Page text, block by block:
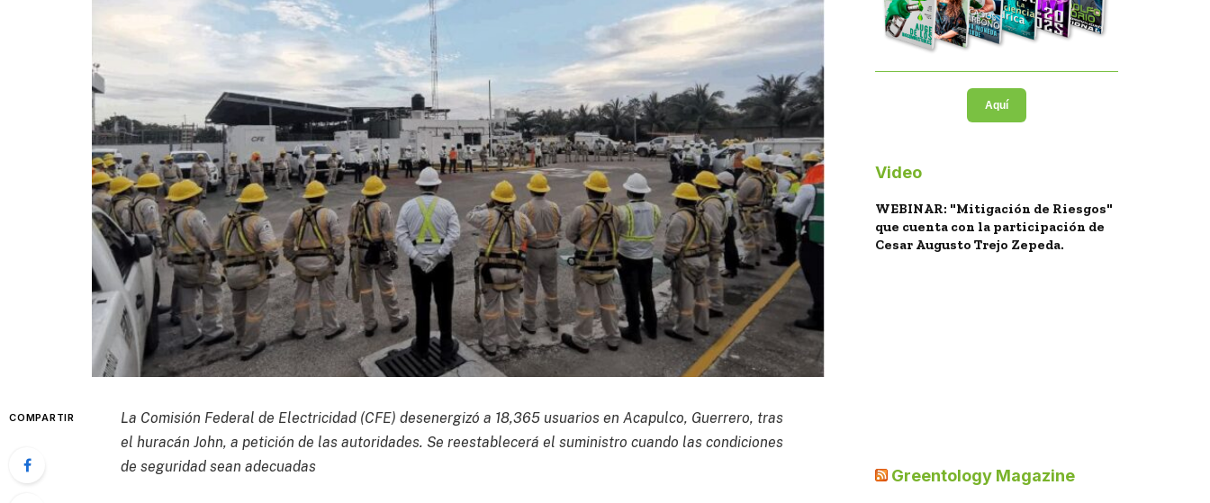
COMPARTIR
La Comisión Federal de Electricidad (CFE) desenergizó a 18,365 usuarios en Acapulco, Guerrero, tras
el huracán John, a petición de las autoridades. Se reestablecerá el suministro cuando las condiciones
de seguridad sean adecuadas
Aquí
Video
WEBINAR: "Mitigación de Riesgos"
que cuenta con la participación de
Cesar Augusto Trejo Zepeda.
Greentology Magazine